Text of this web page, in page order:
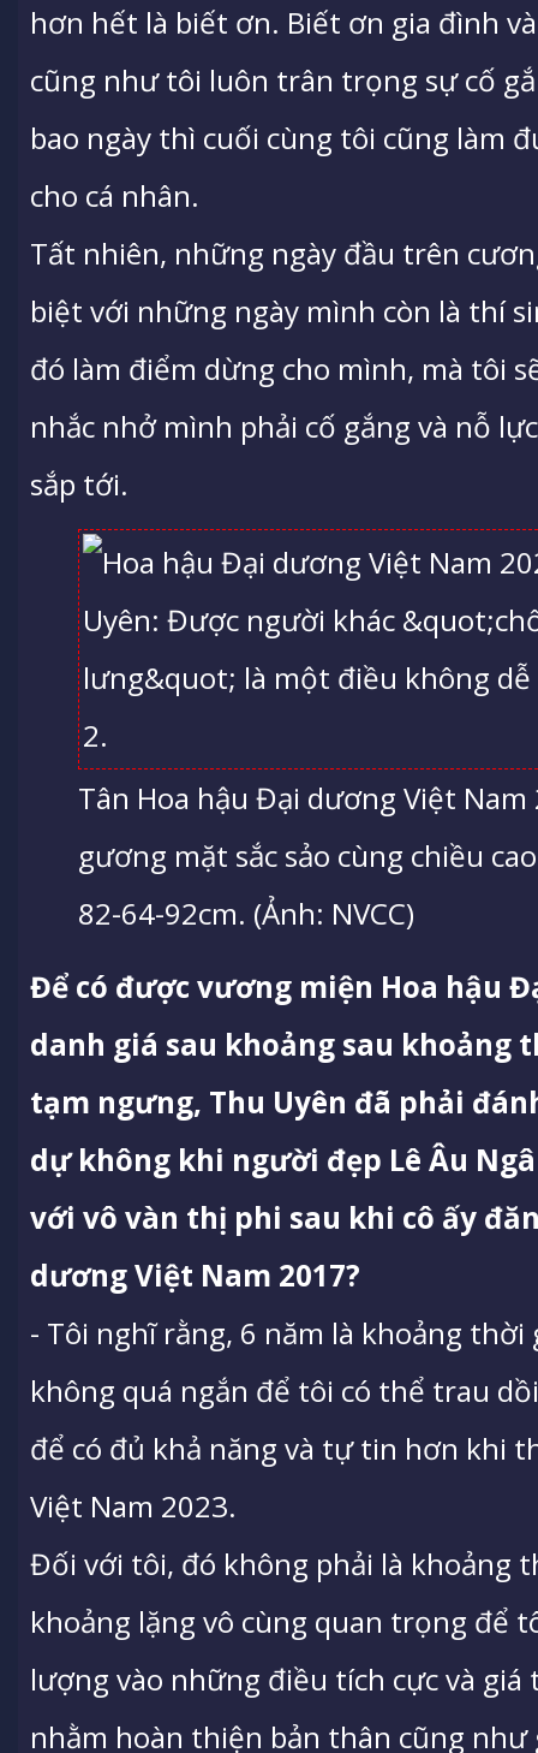
hơn hết là biết ơn. Biết ơn gia đình
cũng như tôi luôn trân trọng sự cố
bao ngày thì cuối cùng tôi cũng làm
cho cá nhân.
Tất nhiên, những ngày đầu trên
biệt với những ngày mình còn là thí
đó làm điểm dừng cho mình, mà tôi
nhắc nhở mình phải cố gắng và nỗ
sắp tới.
Tân Hoa hậu Đại dương Việt
gương mặt sắc sảo cùng chiều
82-64-92cm. (Ảnh: NVCC)
Để có được vương miện Hoa hậu
danh giá sau khoảng sau khoảng
tạm ngưng, Thu Uyên đã phải
dự không khi người đẹp Lê Âu
với vô vàn thị phi sau khi cô ấy
dương Việt Nam 2017?
- Tôi nghĩ rằng, 6 năm là khoảng thời
không quá ngắn để tôi có thể trau
để có đủ khả năng và tự tin hơn khi
Việt Nam 2023.
Đối với tôi, đó không phải là khoảng
khoảng lặng vô cùng quan trọng để
lượng vào những điều tích cực và
nhằm hoàn thiện bản thân cũng